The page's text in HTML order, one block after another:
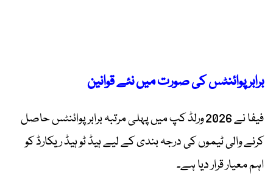
برابر پوائنٹس کی صورت میں نئے قوانین
فیفا نے 2026 ورلڈ کپ میں پہلی مرتبہ برابر پوائنٹس حاصل
کرنے والی ٹیموں کی درجہ بندی کے لیے ہیڈ ٹو ہیڈ ریکارڈ کو
اہم معیار قرار دیا ہے۔